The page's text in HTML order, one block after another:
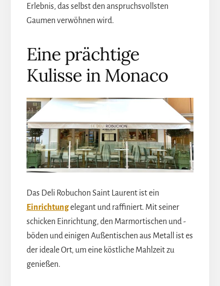
Erlebnis, das selbst den anspruchsvollsten
Gaumen verwöhnen wird.
Eine prächtige
Kulisse in Monaco
Das Deli Robuchon Saint Laurent ist ein
Einrichtungelegant und raffiniert. Mit seiner
schicken Einrichtung, den Marmortischen und -
böden und einigen Außentischen aus Metall ist es
der ideale Ort, um eine köstliche Mahlzeit zu
genießen.